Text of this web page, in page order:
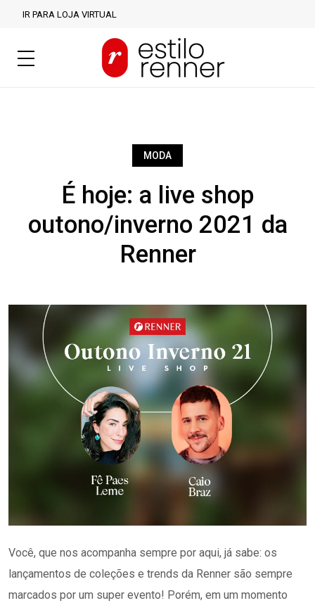
IR PARA LOJA VIRTUAL
MODA
É hoje: a live shop
outono/inverno 2021 da
Renner
Você, que nos acompanha sempre por aqui, já sabe: os
lançamentos de coleções e trends da Renner são sempre
marcados por um super evento! Porém, em um momento